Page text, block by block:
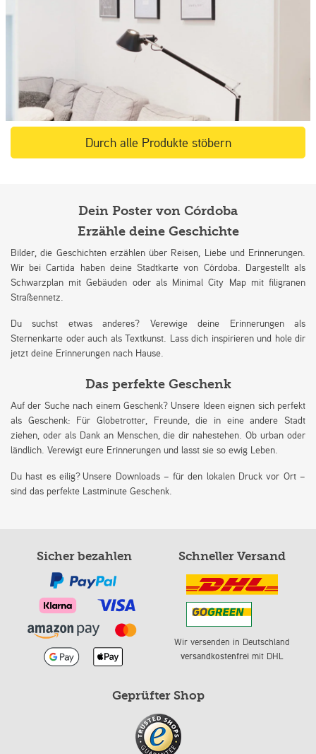
Durch alle Produkte stöbern
Dein Poster von Córdoba
Erzähle deine Geschichte
Bilder, die Geschichten erzählen über Reisen, Liebe und Erinnerungen.
Wir bei Cartida haben deine Stadtkarte von Córdoba. Dargestellt als
Schwarzplan mit Gebäuden oder als Minimal City Map mit filigranen
Straßennetz.
Du suchst etwas anderes? Verewige deine Erinnerungen als
Sternenkarte oder auch als Textkunst. Lass dich inspirieren und hole dir
jetzt deine Erinnerungen nach Hause.
Das perfekte Geschenk
Auf der Suche nach einem Geschenk? Unsere Ideen eignen sich perfekt
als Geschenk: Für Globetrotter, Freunde, die in eine andere Stadt
ziehen, oder als Dank an Menschen, die dir nahestehen. Ob urban oder
ländlich. Verewigt eure Erinnerungen und lasst sie so ewig Leben.
Du hast es eilig? Unsere Downloads – für den lokalen Druck vor Ort –
sind das perfekte Lastminute Geschenk.
Sicher bezahlen Schneller Versand
Wir versenden in Deutschland
versandkostenfreimit DHL
Geprüfter Shop